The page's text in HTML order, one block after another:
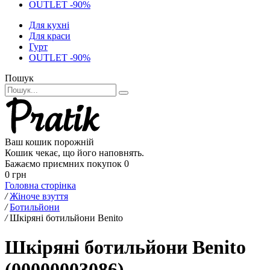
OUTLET -90%
Для кухні
Для краси
Гурт
OUTLET -90%
Пошук
Ваш кошик порожній
Кошик чекає, що його наповнять.
Бажаємо приємних покупок 0
0 грн
Головна сторінка
/ Жіноче взуття
/ Ботильйони
/ Шкіряні ботильйони Benito
Шкіряні ботильйони Benito